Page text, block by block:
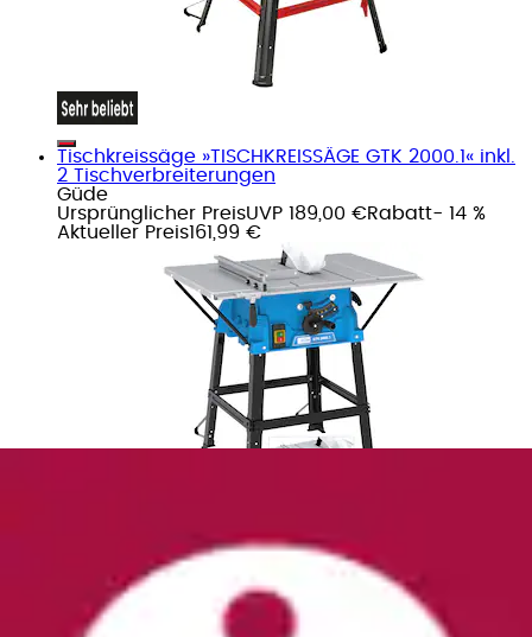
Tischkreissäge »TISCHKREISSÄGE GTK 2000.1« inkl.
2 Tischverbreiterungen
Güde
Ursprünglicher PreisUVP 189,00 €Rabatt- 14 %
Aktueller Preis161,99 €
Tischkreissäge »GTK 2000 A« 2000 W, 250 mm,
Hartmetallsägeblatt, Nullspannungsauslöser
Güde